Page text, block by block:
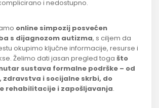
i nedostupno.
online simpozij posvećen
s dijagnozom autizma, s ciljem da
okupimo ključne informacije, resurse i
Želimo dati jasan pregled toga što
sustava formalne podrške – od
zdravstva i socijalne skrbi, do
rehabilitacije i zapošljavanja.